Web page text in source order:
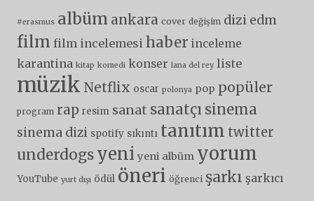
#erasmus albüm ankara cover değişim dizi edm
film film incelemesi haber inceleme
karantina kitap komedi konser lana del rey liste
müzik Netflix oscar polonya pop popüler
program rap resim sanat sanatçı sinema
sinema dizi spotify sıkıntı tanıtım twitter
underdogsyeni yeni albüm yorum
YouTube yurt dışı ödül öneri öğrenci şarkı şarkıcı